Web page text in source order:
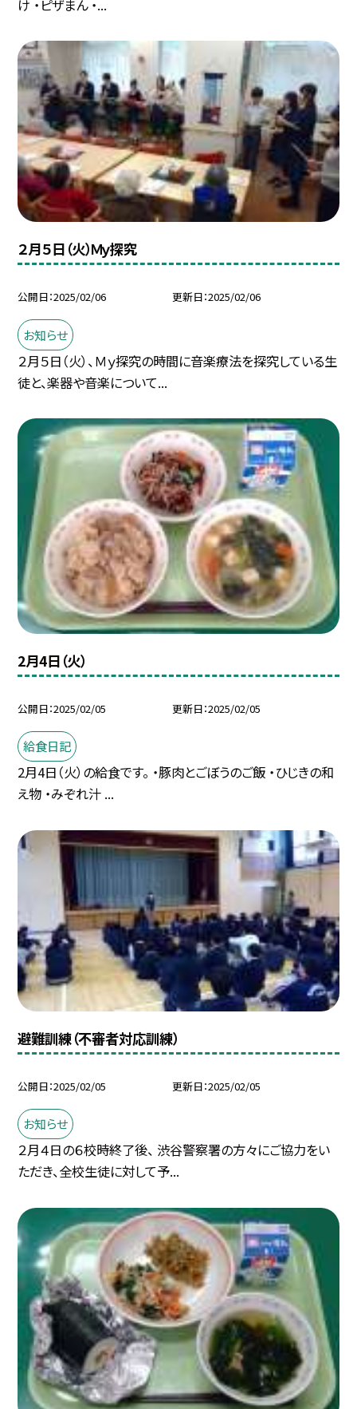
け ・ピザまん ・...
２月５日（火）Ｍｙ探究
公開日 2025/02/06 更新日 2025/02/06
お知らせ
２月５日（火）、Ｍｙ探究の時間に音楽療法を探究している生
徒と、楽器や音楽について...
2月4日（火）
公開日 2025/02/05 更新日 2025/02/05
給食日記
2月4日（火）の給食です。 ・豚肉とごぼうのご飯 ・ひじきの和
え物 ・みぞれ汁 ...
避難訓練（不審者対応訓練）
公開日 2025/02/05 更新日 2025/02/05
お知らせ
２月４日の６校時終了後、 渋谷警察署の方々にご協力をい
ただき、全校生徒に対して予...